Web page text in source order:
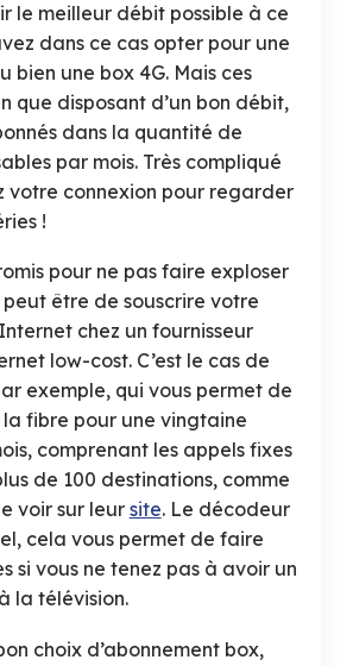
le meilleur débit possible à ce
dans ce cas opter pour une
bien une box 4G. Mais ces
que disposant d’un bon débit,
dans la quantité de
par mois. Très compliqué
votre connexion pour regarder
!
pour ne pas faire exploser
être de souscrire votre
chez un fournisseur
low-cost. C’est le cas de
exemple, qui vous permet de
fibre pour une vingtaine
comprenant les appels fixes
de 100 destinations, comme
voir sur leur site. Le décodeur
cela vous permet de faire
si vous ne tenez pas à avoir un
la télévision.
choix d’abonnement box,